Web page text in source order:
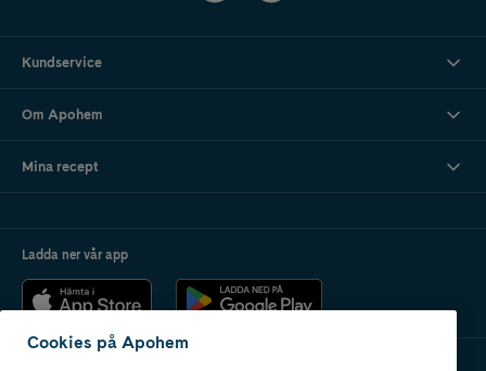
Kundservice
Om Apohem
Mina recept
Ladda ner vår app
Cookies på Apohem